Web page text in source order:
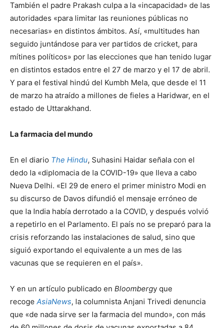
También el padre Prakash culpa a la «incapacidad» de las
autoridades «para limitar las reuniones públicas no
necesarias» en distintos ámbitos. Así, «multitudes han
seguido juntándose para ver partidos de cricket, para
mítines políticos» por las elecciones que han tenido lugar
en distintos estados entre el 27 de marzo y el 17 de abril.
Y para el festival hindú del Kumbh Mela, que desde el 11
de marzo ha atraído a millones de fieles a Haridwar, en el
estado de Uttarakhand.
La farmacia del mundo
En el diario The Hindu, Suhasini Haidar señala con el
dedo la «diplomacia de la COVID-19» que lleva a cabo
Nueva Delhi. «El 29 de enero el primer ministro Modi en
su discurso de Davos difundió el mensaje erróneo de
que la India había derrotado a la COVID, y después volvió
a repetirlo en el Parlamento. El país no se preparó para la
crisis reforzando las instalaciones de salud, sino que
siguió exportando el equivalente a un mes de las
vacunas que se requieren en el país».
Y en un artículo publicado en Bloombergy que
recoge AsiaNews, la columnista Anjani Trivedi denuncia
que «de nada sirve ser la farmacia del mundo», con más